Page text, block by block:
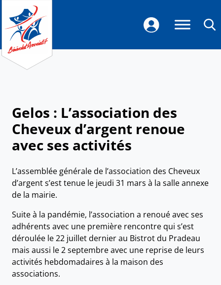
Gelos : L’association des
Cheveux d’argent renoue
avec ses activités
L’assemblée générale de l’association des Cheveux
d’argent s’est tenue le jeudi 31 mars à la salle annexe
de la mairie.
Suite à la pandémie, l’association a renoué avec ses
adhérents avec une première rencontre qui s’est
déroulée le 22 juillet dernier au Bistrot du Pradeau
mais aussi le 2 septembre avec une reprise de leurs
activités hebdomadaires à la maison des
associations.